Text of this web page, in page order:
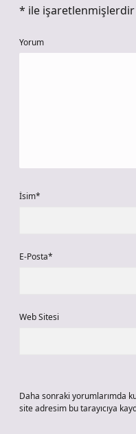
* ile işaretlenmişlerdir
Yorum
İsim*
E-Posta*
Web Sitesi
Daha sonraki yorumlarımda
site adresim bu tarayıcıya